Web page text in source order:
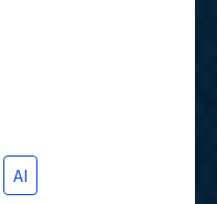
AI